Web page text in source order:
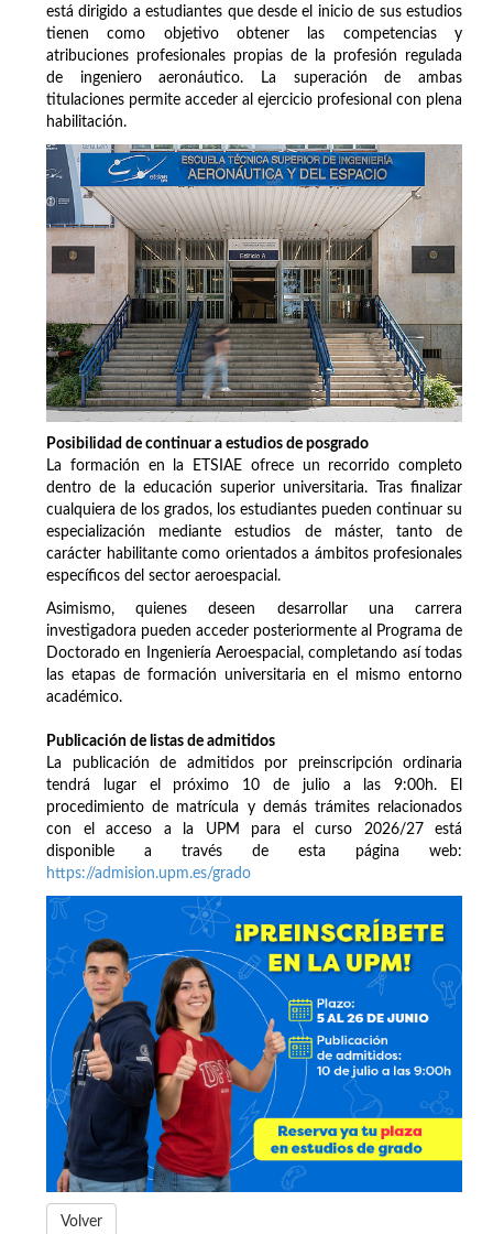
está dirigido a estudiantes que desde el inicio de sus estudios
tienen como objetivo obtener las competencias y
atribuciones profesionales propias de la profesión regulada
de ingeniero aeronáutico. La superación de ambas
titulaciones permite acceder al ejercicio profesional con plena
habilitación.
Posibilidad de continuar a estudios de posgrado
La formación en la ETSIAE ofrece un recorrido completo
dentro de la educación superior universitaria. Tras finalizar
cualquiera de los grados, los estudiantes pueden continuar su
especialización mediante estudios de máster, tanto de
carácter habilitante como orientados a ámbitos profesionales
específicos del sector aeroespacial.
Asimismo, quienes deseen desarrollar una carrera
investigadora pueden acceder posteriormente al Programa de
Doctorado en Ingeniería Aeroespacial, completando así todas
las etapas de formación universitaria en el mismo entorno
académico.
Publicación de listas de admitidos
La publicación de admitidos por preinscripción ordinaria
tendrá lugar el próximo 10 de julio a las 9:00h. El
procedimiento de matrícula y demás trámites relacionados
con el acceso a la UPM para el curso 2026/27 está
disponible a través de esta página web:
https://admision.upm.es/grado
Volver